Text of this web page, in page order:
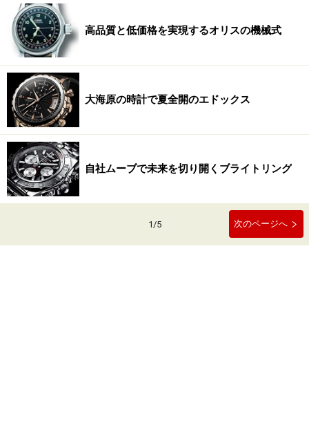
高品質と低価格を実現するオリスの機械式
大海原の時計で夏全開のエドックス
自社ムーブで未来を切り開くブライトリング
1/5 次のページへ